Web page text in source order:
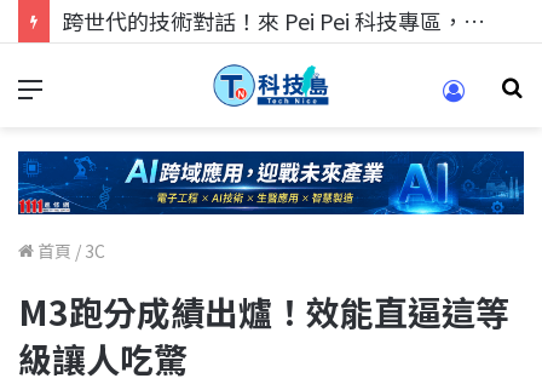
跨世代的技術對話！來 Pei Pei 科技專區，用專業洞察引領學弟妹成長
首頁 / 3C
M3跑分成績出爐！效能直逼這等
級讓人吃驚